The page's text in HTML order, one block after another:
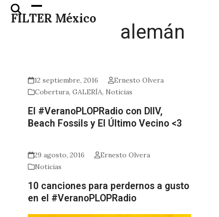
Skip
FILTER México
Open
mobile
Close
mobile
alemán
12 septiembre, 2016
Ernesto Olvera
Cobertura,GALERÍA, Noticias
El #VeranoPLOPRadio con DIIV,
Beach Fossils y El Último Vecino <3
29 agosto, 2016
Ernesto Olvera
Noticias
10 canciones para perdernos a gusto
en el #VeranoPLOPRadio